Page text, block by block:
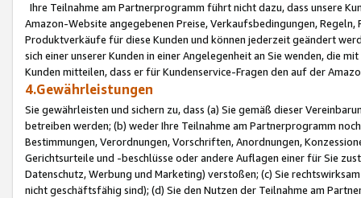
Ihre Teilnahme am Partnerprogramm führt nicht dazu, dass unsere
Amazon-Website angegebenen Preise, Verkaufsbedingungen,
Produktverkäufe für diese Kunden und können jederzeit geändert
sich einer unserer Kunden in einer Angelegenheit an Sie wenden, die
Kunden mitteilen, dass er für Kundenservice-Fragen den auf der
4.Gewährleistungen
Sie gewährleisten und sichern zu, dass (a) Sie gemäß dieser
betreiben werden; (b) weder Ihre Teilnahme am Partnerprogramm
Bestimmungen, Verordnungen, Vorschriften, Anordnungen,
Gerichtsurteile und -beschlüsse oder andere Auflagen einer für Sie
Datenschutz, Werbung und Marketing) verstoßen; (c) Sie
nicht geschäftsfähig sind); (d) Sie den Nutzen der Teilnahme am